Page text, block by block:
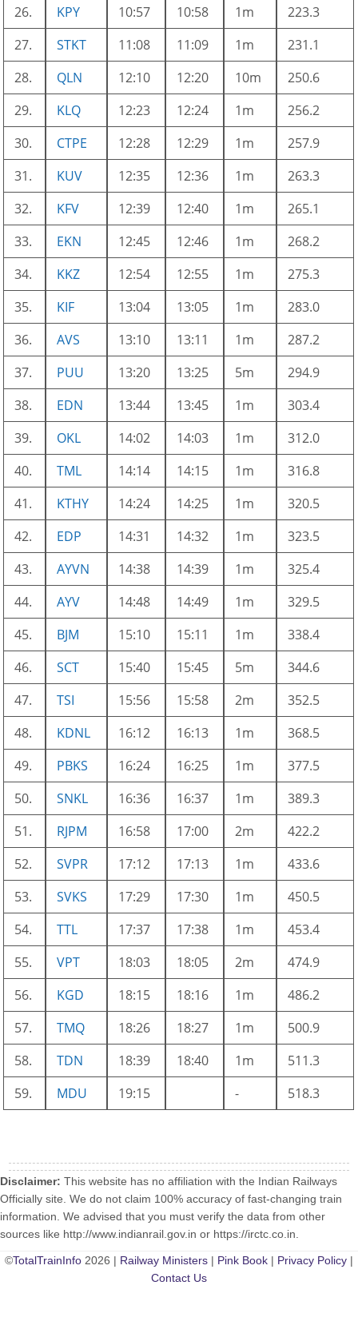
26.
KPY 10:57 10:58 1m
223.3
27.
STKT 11:08 11:09 1m
231.1
28.
QLN 12:10 12:20 10m
250.6
29.
KLQ 12:23 12:24 1m
256.2
30.
CTPE 12:28 12:29 1m
257.9
31.
KUV 12:35 12:36 1m
263.3
32.
KFV 12:39 12:40 1m
265.1
33.
EKN 12:45 12:46 1m
268.2
34.
KKZ 12:54 12:55 1m
275.3
35.
KIF 13:04 13:05 1m
283.0
36.
AVS 13:10 13:11 1m
287.2
37.
PUU 13:20 13:25 5m
294.9
38.
EDN 13:44 13:45 1m
303.4
39.
OKL 14:02 14:03 1m
312.0
40.
TML 14:14 14:15 1m
316.8
41.
KTHY 14:24 14:25 1m
320.5
42.
EDP 14:31 14:32 1m
323.5
43.
AYVN 14:38 14:39 1m
325.4
44.
AYV 14:48 14:49 1m
329.5
45.
BJM 15:10 15:11 1m
338.4
46.
SCT 15:40 15:45 5m
344.6
47.
TSI 15:56 15:58 2m
352.5
48.
KDNL 16:12 16:13 1m
368.5
49.
PBKS 16:24 16:25 1m
377.5
50.
SNKL 16:36 16:37 1m
389.3
51.
RJPM 16:58 17:00 2m
422.2
52.
SVPR 17:12 17:13 1m
433.6
53.
SVKS 17:29 17:30 1m
450.5
54.
TTL 17:37 17:38 1m
453.4
55.
VPT 18:03 18:05 2m
474.9
56.
KGD 18:15 18:16 1m
486.2
57.
TMQ 18:26 18:27 1m
500.9
58.
TDN 18:39 18:40 1m
511.3
59.
MDU 19:15 - 518.3
Disclaimer: This website has no affiliation with the Indian Railways
Officially site. We do not claim 100% accuracy of fast-changing train
information. We advised that you must verify the data from other
sources like http://www.indianrail.gov.in or https://irctc.co.in.
©TotalTrainInfo 2026 | Railway Ministers | Pink Book | Privacy Policy |
Contact Us